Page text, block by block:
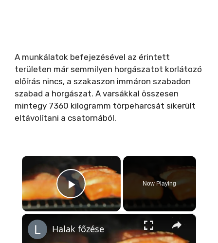
A munkálatok befejezésével az érintett
területen már semmilyen horgászatot korlátozó
előírás nincs, a szakaszon immáron szabadon
szabad a horgászat. A varsákkal összesen
mintegy 7360 kilogramm törpeharcsát sikerült
eltávolítani a csatornából.
×
Play Video
Now Playing
×
Halak főzése